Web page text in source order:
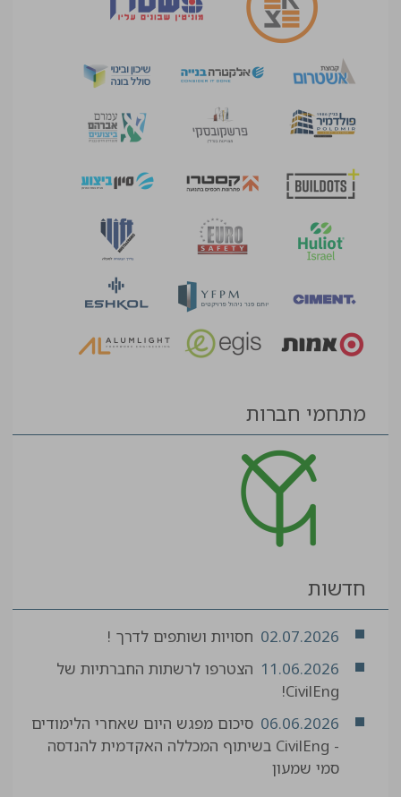
מתחמי חברות
חדשות
02.07.2026 חסויות ושותפים לדרך !
11.06.2026 הצטרפו לרשתות החברתיות של
CivilEng!
06.06.2026 סיכום מפגש היום שאחרי הלימודים
- CivilEng בשיתוף המכללה האקדמית להנדסה
סמי שמעון